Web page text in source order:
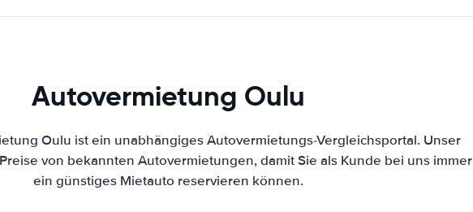
Autovermietung Oulu
Oulu ist ein unabhängiges Autovermietungs-Vergleichsportal. Unser
von bekannten Autovermietungen, damit Sie als Kunde bei uns immer
ein günstiges Mietauto reservieren können.